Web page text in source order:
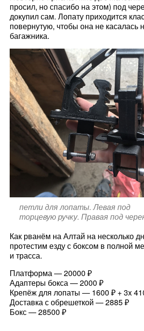
просил, но спасибо на этом) под
докупил сам. Лопату приходится
повернутую, чтобы она не касалась
багажника.
петли для лопаты. Левая под
торцевую ручку. Правая под
Как рванём на Алтай на несколько
протестим езду с боксом в полной
и трасса.
Платформа — 20000 ₽
Адаптеры бокса — 2000 ₽
Крепёж для лопаты — 1600 ₽ + 3x
Доставка с обрешеткой — 2885 ₽
Бокс — 28500 ₽